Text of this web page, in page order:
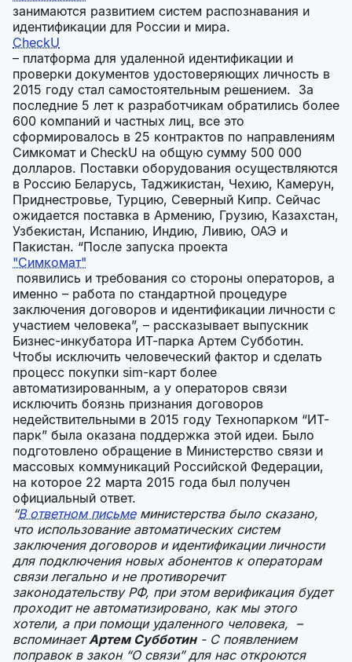
занимаются развитием систем распознавания и
идентификации для России и мира.
CheckU
– платформа для удаленной идентификации и
проверки документов удостоверяющих личность в
2015 году стал самостоятельным решением. За
последние 5 лет к разработчикам обратились более
600 компаний и частных лиц, все это
сформировалось в 25 контрактов по направлениям
Симкомат и CheckU на общую сумму 500 000
долларов. Поставки оборудования осуществляются
в Россию Беларусь, Таджикистан, Чехию, Камерун,
Приднестровье, Турцию, Северный Кипр. Сейчас
ожидается поставка в Армению, Грузию, Казахстан,
Узбекистан, Испанию, Индию, Ливию, ОАЭ и
Пакистан. “После запуска проекта
"Симкомат"
появились и требования со стороны операторов, а
именно – работа по стандартной процедуре
заключения договоров и идентификации личности с
участием человека”, – рассказывает выпускник
Бизнес-инкубатора ИТ-парка Артем Субботин.
Чтобы исключить человеческий фактор и сделать
процесс покупки sim-карт более
автоматизированным, а у операторов связи
исключить боязнь признания договоров
недействительными в 2015 году Технопарком “ИТ-
парк” была оказана поддержка этой идеи. Было
подготовлено обращение в Министерство связи и
массовых коммуникаций Российской Федерации,
на которое 22 марта 2015 года был получен
официальный ответ.
“В ответном письмеминистерства было сказано,
что использование автоматических систем
заключения договоров и идентификации личности
для подключения новых абонентов к операторам
связи легально и не противоречит
законодательству РФ, при этом верификация будет
проходит не автоматизировано, как мы этого
хотели, а при помощи удаленного человека, –
вспоминаетАртем Субботин- С появлением
поправок в закон “О связи” для нас откроются